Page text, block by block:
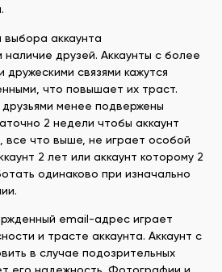
аккаунта
наличие друзей. Аккаунты с более
дружескими связями кажутся
что повышает их траст.
менее подвержены
2 недели чтобы аккаунт
все что выше, не играет особой
2 лет или аккаунт которому 2
одинаково при изначально
email-адрес играет
и трасте аккаунта. Аккаунт с
в случае подозрительных
его надежность. Фотографии и